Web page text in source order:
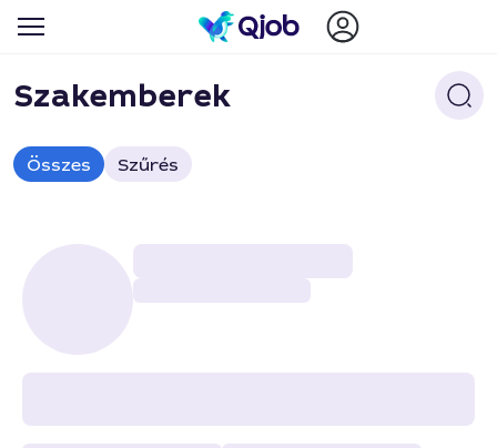
Szakemberek
Összes Szűrés